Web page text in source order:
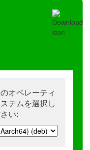
オペレーティ
テムを選択し
い: